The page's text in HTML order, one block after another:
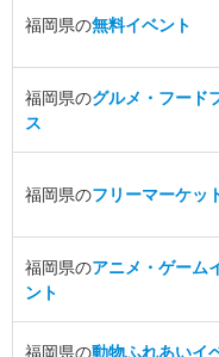
福岡県の無料イベント
福岡県のグルメ・フード
ス
福岡県のフリーマーケッ
福岡県のアニメ・ゲーム
ント
福岡県の動物ふれあいイ